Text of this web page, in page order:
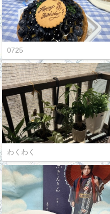
0725
わくわく